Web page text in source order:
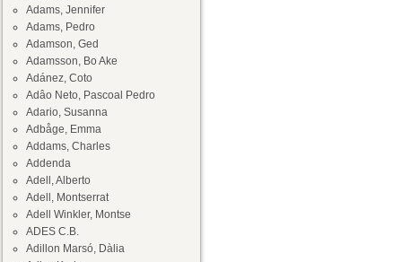
Adams, Jennifer
Adams, Pedro
Adamson, Ged
Adamsson, Bo Ake
Adánez, Coto
Adâo Neto, Pascoal Pedro
Adario, Susanna
Adbåge, Emma
Addams, Charles
Addenda
Adell, Alberto
Adell, Montserrat
Adell Winkler, Montse
ADES C.B.
Adillon Marsó, Dàlia